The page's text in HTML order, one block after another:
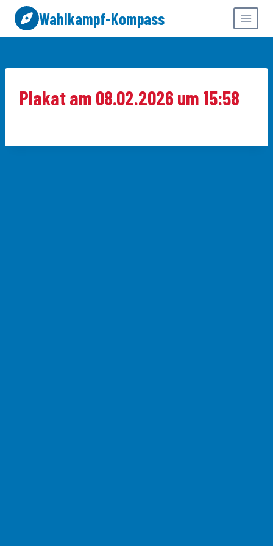
Zum
Inhalt
springen
Wahlkampf-Kompass
Plakat am 08.02.2026 um 15:58